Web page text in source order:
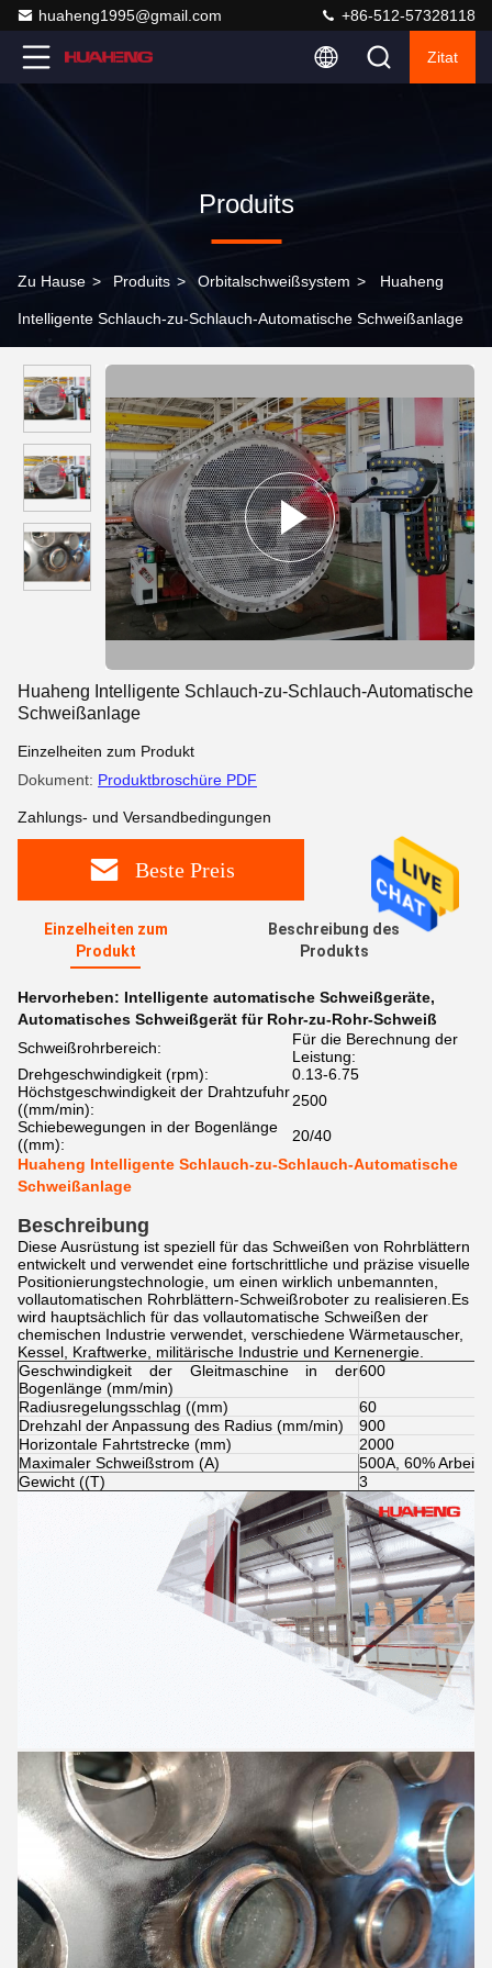
huaheng1995@gmail.com +86-512-57328118
Zitat
Produits
Zu Hause > Produits > Orbitalschweißsystem > Huaheng
Intelligente Schlauch-zu-Schlauch-Automatische Schweißanlage
Huaheng Intelligente Schlauch-zu-Schlauch-Automatische
Schweißanlage
Einzelheiten zum Produkt
Dokument: Produktbroschüre PDF
Zahlungs- und Versandbedingungen
Beste Preis
Einzelheiten zum
Produkt
Beschreibung des
Produkts
Hervorheben: Intelligente automatische Schweißgeräte,
Automatisches Schweißgerät für Rohr-zu-Rohr-Schweiß
Schweißrohrbereich:
Für die Berechnung der
Leistung:
Drehgeschwindigkeit (rpm):
0.13-6.75
Höchstgeschwindigkeit der Drahtzufuhr
((mm/min):
2500
Schiebewegungen in der Bogenlänge
((mm):
20/40
Huaheng Intelligente Schlauch-zu-Schlauch-Automatische
Schweißanlage
Beschreibung
Diese Ausrüstung ist speziell für das Schweißen von Rohrblättern
entwickelt und verwendet eine fortschrittliche und präzise visuelle
Positionierungstechnologie, um einen wirklich unbemannten,
vollautomatischen Rohrblättern-Schweißroboter zu realisieren.Es
wird hauptsächlich für das vollautomatische Schweißen der
chemischen Industrie verwendet, verschiedene Wärmetauscher,
Kessel, Kraftwerke, militärische Industrie und Kernenergie.
Geschwindigkeit der Gleitmaschine in der
Bogenlänge (mm/min)
600
Radiusregelungsschlag ((mm)
60
Drehzahl der Anpassung des Radius (mm/min)
900
Horizontale Fahrtstrecke (mm)
2000
Maximaler Schweißstrom (A)
500A, 60%
Gewicht ((T)
3